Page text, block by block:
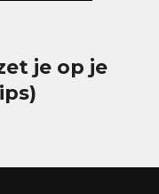
je op je